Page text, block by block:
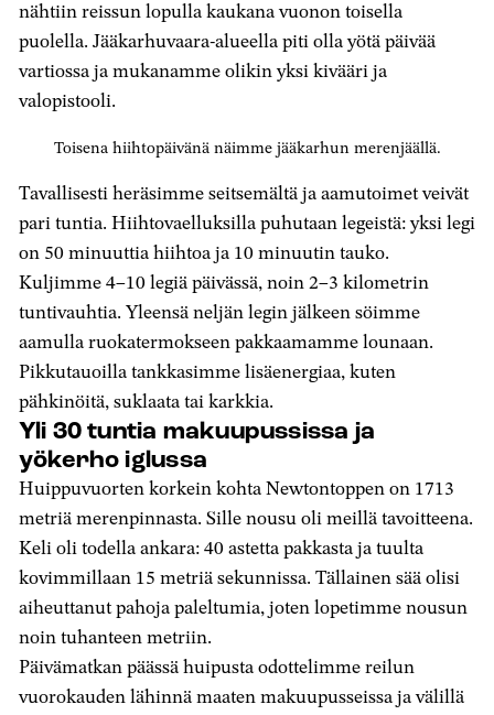
nähtiin reissun lopulla kaukana vuonon toisella
puolella. Jääkarhuvaara-alueella piti olla yötä päivää
vartiossa ja mukanamme olikin yksi kivääri ja
valopistooli.
Toisena hiihtopäivänä näimme jääkarhun merenjäällä.
Tavallisesti heräsimme seitsemältä ja aamutoimet veivät
pari tuntia. Hiihtovaelluksilla puhutaan legeistä: yksi legi
on 50 minuuttia hiihtoa ja 10 minuutin tauko.
Kuljimme 4–10 legiä päivässä, noin 2–3 kilometrin
tuntivauhtia. Yleensä neljän legin jälkeen söimme
aamulla ruokatermokseen pakkaamamme lounaan.
Pikkutauoilla tankkasimme lisäenergiaa, kuten
pähkinöitä, suklaata tai karkkia.
Yli 30 tuntia makuupussissa ja
yökerho iglussa
Huippuvuorten korkein kohta Newtontoppen on 1713
metriä merenpinnasta. Sille nousu oli meillä tavoitteena.
Keli oli todella ankara: 40 astetta pakkasta ja tuulta
kovimmillaan 15 metriä sekunnissa. Tällainen sää olisi
aiheuttanut pahoja paleltumia, joten lopetimme nousun
noin tuhanteen metriin.
Päivämatkan päässä huipusta odottelimme reilun
vuorokauden lähinnä maaten makuupusseissa ja välillä